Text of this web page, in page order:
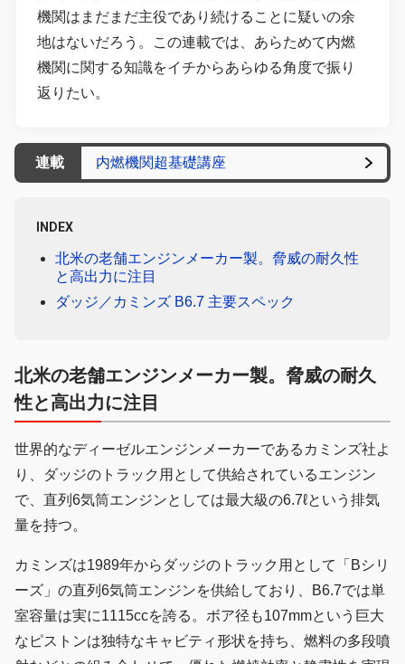
機関はまだまだ主役であり続けることに疑いの余
地はないだろう。この連載では、あらためて内燃
機関に関する知識をイチからあらゆる角度で振り
返りたい。
連載 内燃機関超基礎講座
INDEX
北米の老舗エンジンメーカー製。脅威の耐久性
と高出力に注目
ダッジ／カミンズ B6.7 主要スペック
北米の老舗エンジンメーカー製。脅威の耐久
性と高出力に注目
世界的なディーゼルエンジンメーカーであるカミンズ社よ
り、ダッジのトラック用として供給されているエンジン
で、直列6気筒エンジンとしては最大級の6.7ℓという排気
量を持つ。
カミンズは1989年からダッジのトラック用として「Bシリ
ーズ」の直列6気筒エンジンを供給しており、B6.7では単
室容量は実に1115ccを誇る。ボア径も107mmという巨大
なピストンは独特なキャビティ形状を持ち、燃料の多段噴